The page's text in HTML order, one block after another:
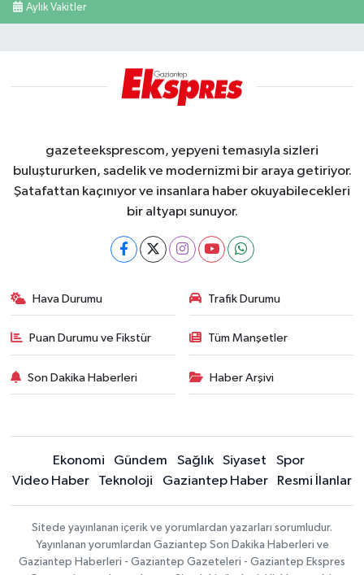
Aylık Vakitler
gazeteeksprescom, yepyeni temasıyla sizleri
buluştururken, sadelik ve modernizmi bir araya getiriyor.
Şatafattan kaçınıyor ve insanlara haber okuyabilecekleri
bir altyapı sunuyor.
Hava Durumu Trafik Durumu
Puan Durumu ve Fikstür Tüm Manşetler
Son Dakika Haberleri Haber Arşivi
Ekonomi Gündem Sağlık Siyaset
Spor
Video Haber
Teknoloji Gaziantep Haber Resmi İlanlar
Sitede yayınlanan içerik ve yorumlardan yazarları sorumludur.
Yayınlanan yorumlardan Gaziantep Son Dakika Haberleri ve
Gaziantep Haberleri - Gaziantep Gazeteleri - Gaziantep Ekspres